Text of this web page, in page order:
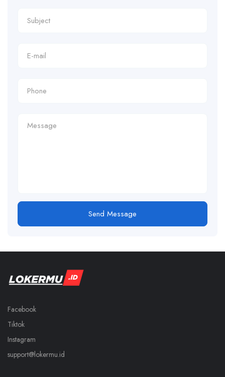
Send Message
Facebook
Tiktok
Instagram
support@lokermu.id